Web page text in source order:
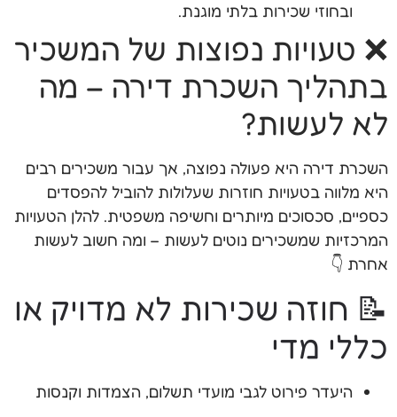
ובחוזי שכירות בלתי מוגנת.
❌ טעויות נפוצות של המשכיר
בתהליך השכרת דירה – מה
לא לעשות?
השכרת דירה היא פעולה נפוצה, אך עבור משכירים רבים
היא מלווה בטעויות חוזרות שעלולות להוביל להפסדים
כספיים, סכסוכים מיותרים וחשיפה משפטית. להלן הטעויות
המרכזיות שמשכירים נוטים לעשות – ומה חשוב לעשות
אחרת 👇
📝 חוזה שכירות לא מדויק או
כללי מדי
היעדר פירוט לגבי מועדי תשלום, הצמדות וקנסות